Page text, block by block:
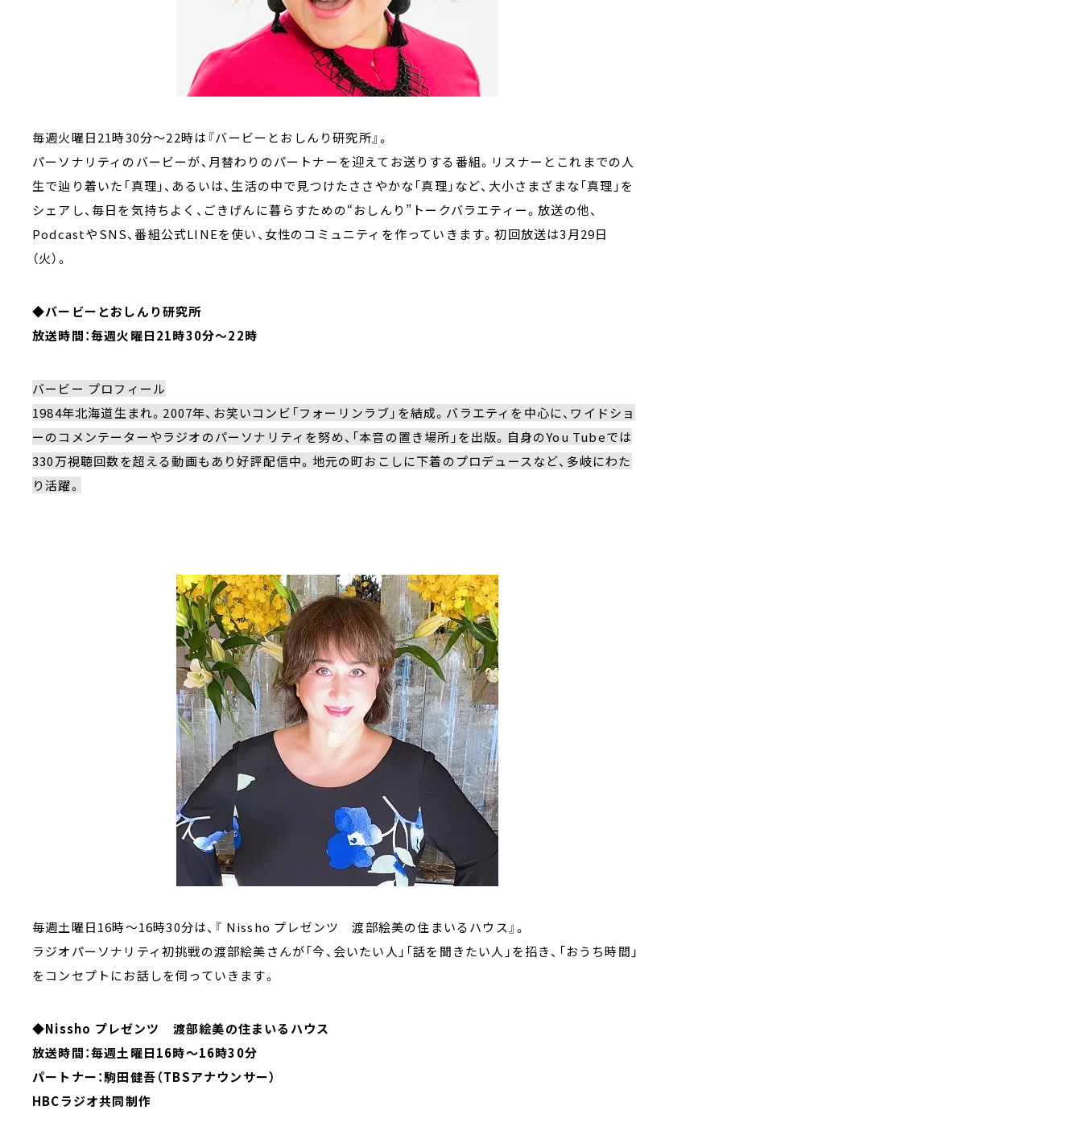
毎週火曜日21時30分～22時は『バービーとおしんり研究所』。
パーソナリティのバービーが、月替わりのパートナーを迎えてお送りする番組。リスナーとこれまでの人
生で辿り着いた「真理」、あるいは、生活の中で見つけたささやかな「真理」など、大小さまざまな「真理」を
シェアし、毎日を気持ちよく、ごきげんに暮らすための“おしんり”トークバラエティー。放送の他、
PodcastやSNS、番組公式LINEを使い、女性のコミュニティを作っていきます。初回放送は3月29日
（火）。
◆バービーとおしんり研究所
放送時間：毎週火曜日21時30分～22時
バービー プロフィール
1984年北海道生まれ。2007年、お笑いコンビ「フォーリンラブ」を結成。バラエティを中心に、ワイドショ
ーのコメンテーターやラジオのパーソナリティを努め、「本音の置き場所」を出版。自身のYou Tubeでは
330万視聴回数を超える動画もあり好評配信中。地元の町おこしに下着のプロデュースなど、多岐にわた
り活躍。
毎週土曜日16時～16時30分は、『 Nissho プレゼンツ 渡部絵美の住まいるハウス』。
ラジオパーソナリティ初挑戦の渡部絵美さんが「今、会いたい人」「話を聞きたい人」を招き、「おうち時間」
をコンセプトにお話しを伺っていきます。
◆Nissho プレゼンツ 渡部絵美の住まいるハウス
放送時間：毎週土曜日16時～16時30分
パートナー：駒田健吾（TBSアナウンサー）
HBCラジオ共同制作